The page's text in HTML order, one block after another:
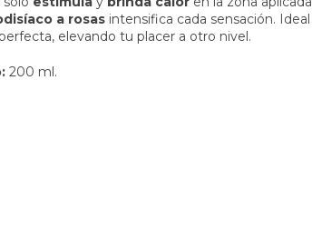
a rosas intensifica cada sensación. Ideal
elevando tu placer a otro nivel.
200 ml.